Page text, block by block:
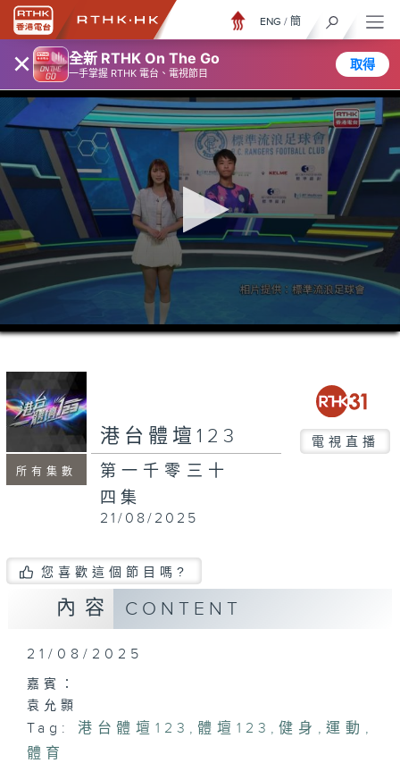
× 全新 RTHK On The Go
一手掌握 RTHK 電台、電視節目
取得
ENG / 簡
0
seconds
minutes,
16
seconds
所有集數
港台體壇123 電視直播
第一千零三十
四集
21/08/2025
您喜歡這個節目嗎?
內容 CONTENT
21/08/2025
嘉賓：
袁允顥
Tag: 港台體壇123 , 體壇123 , 健身 , 運動 ,
體育